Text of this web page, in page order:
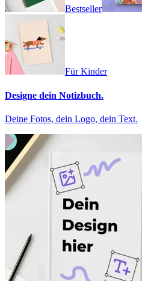
Bestseller
Für Kinder
Designe dein Notizbuch.
Deine Fotos, dein Logo, dein Text.